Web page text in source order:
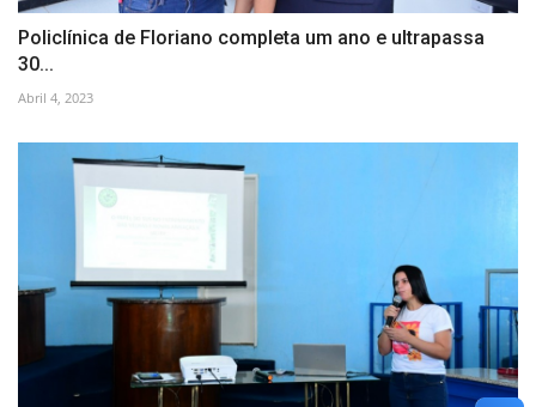
Policlínica de Floriano completa um ano e ultrapassa
30...
Abril 4, 2023